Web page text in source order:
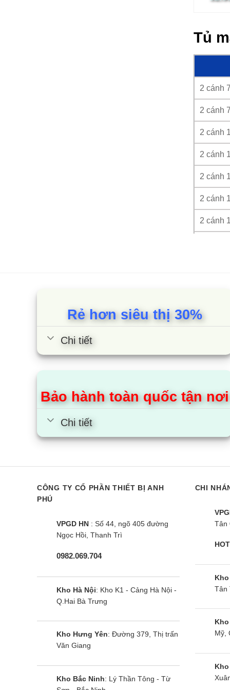
Tủ
2 cánh
2 cánh
2 cánh
2 cánh
2 cánh
2 cánh
2 cánh
Tìm
Tủ mát
siêu thị
Điện
thụ, ta
Số tiền
Tìm
Rẻ hơn siêu thị 30%
Chi tiết
Bảo hành toàn quốc tận nơi
Chi tiết
CÔNG TY CỔ PHẦN THIẾT BỊ ANH
PHÚ
VPGD HN : Số 44, ngõ 405 đường
Ngọc Hồi, Thanh Trì
0982.069.704
Kho Hà Nội: Kho K1 - Cảng Hà Nội -
Q.Hai Bà Trưng
Kho Hưng Yên: Đường 379, Thị trấn
Văn Giang
Kho Bắc Ninh: Lý Thần Tông - Từ
CHI
Tân
Kho
Tân
Kho
Mỹ,
Kho